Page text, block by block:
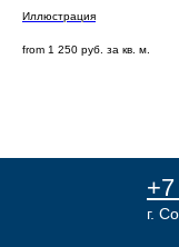
Иллюстрация
from 1 250 руб. за кв. м.
г.